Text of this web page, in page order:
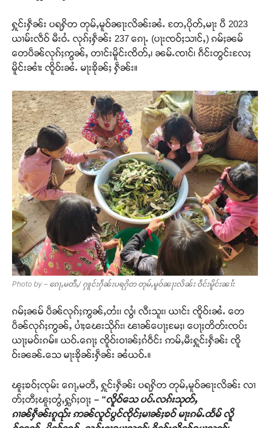
ႁူင်းႁဵၼ်း ပရႁိတ တုမ်ႇမူဝ်ၼႃးလိၼ်းၼႆႉ တႄႇပိုတ်ႇမႃး ပီ 2023
ယၢမ်းလဵဝ် မီးဝႆႉ လုၵ်ႈႁဵၼ်း 237 ၵေႃႉ (ပႃးၸဝ်ႈသၢင်ႇ) ၵမ်ႈၼမ်
တေပဵၼ်လုၵ်ႈဢွၼ်ႇ တၢင်းမိူင်းၸိတ်ႇ၊ ၼမ်ႉၸၢင်၊ ၵဵင်းတွင်းလႄႈ
မိူင်းၼၢႆး ၸိူဝ်းၼႆႉ မႃးၶိုၼ်ႈ ႁဵၼ်း။
Photo by – ၵေႃႇမတီႇ/ ႁူင်းႁဵၼ်းပရႁိတ တုမ်ႇမူဝ်ၼႃးလိၼ်း ဝဵင်းမိူင်းၼၢႆး
ၵမ်ႈၼမ် ပဵၼ်လုၵ်ႈဢွၼ်ႇတႆး၊ လွႆ၊ လီးသူး၊ ယၢင်း ၸိူဝ်းၼႆႉ တေ
ပဵၼ်လုၵ်ႈဢွၼ်ႇ ပၢႆႈၽေးသိုၵ်း၊ ၽၢၼ်ပေႃႈမႄႈ၊ ပေႃႈတိတ်းၸပ်း
ယႃႈမဝ်းၵမ်။ ယဝ်ႉၵေႃႈ ၸိူဝ်းဝၢၼ်ႈၵႆဝဵင်း ဢမ်ႇမီးႁူင်းႁဵၼ်း ၸိူ
ဝ်းၼၼ်ႉသေ မႃးၶိုၼ်းႁဵၼ်း ၼႆယဝ်ႉ။
ၽူႈၶဝ်ႈၸုမ်း ၵေႃႇမတီႇ ႁူင်းႁဵၼ်း ပရႁိတ တုမ်ႇမူဝ်ၼႃးလိၼ်း လၢ
တ်ႈတီႈၽူႈတွႆႇႁွၵ်ႈဝႃႈ – “လိူဝ်သေ ပပ်ႉလၵ်းသုတ်ႇ
ၵၢၼ်ႁဵၼ်းၵူၺ်း ဢၼ်လူင်ပွင်ၸိုင်ႈမၢၼ်ႈၶဝ် မႃးၵမ်ႉထႅမ် လိူ